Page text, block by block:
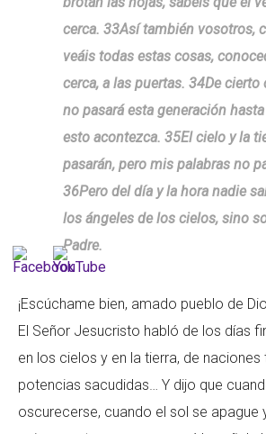
cerca. 33Así también vosotros,
veáis todas estas cosas,
cerca, a las puertas. 34De cierto
no pasará esta generación
esto acontezca. 35El cielo y la
pasarán, pero mis palabras no
36Pero del día y la hora nadie
los ángeles de los cielos, sino
Padre.
¡Escúchame bien, amado pueblo de
El Señor Jesucristo habló de los días
en los cielos y en la tierra, de naciones
potencias sacudidas… Y dijo que
oscurecerse, cuando el sol se apague